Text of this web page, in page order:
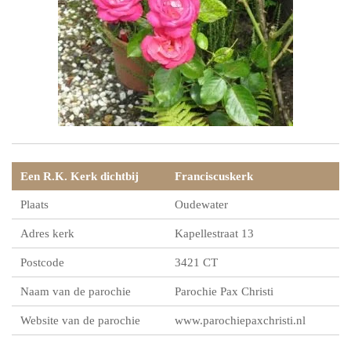
Een R.K. Kerk dichtbij Franciscuskerk
Plaats Oudewater
Adres kerk Kapellestraat 13
Postcode 3421 CT
Naam van de parochie Parochie Pax Christi
Website van de parochie www.parochiepaxchristi.nl